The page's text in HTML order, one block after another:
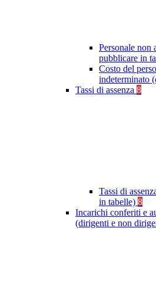
Personale non
pubblicare in
Costo del
indeterminato
Tassi di assenza 8
Tassi di
in tabelle) 8
Incarichi conferiti e
(dirigenti e non